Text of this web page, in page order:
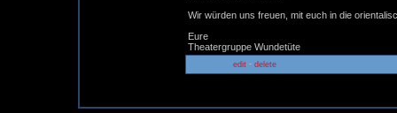
Wir würden uns freuen, mit euch in die
Eure
Theatergruppe Wundetüte
edit- delete